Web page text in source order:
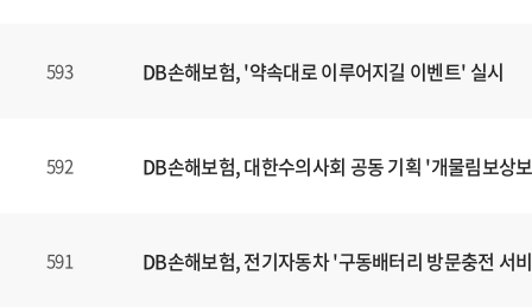
593 DB손해보험, '약속대로 이루어지길 이벤트' 실시
592 DB손해보험, 대한수의사회 공동 기획 '개물림보상
591 DB손해보험, 전기자동차 '구동배터리 방문충전 서